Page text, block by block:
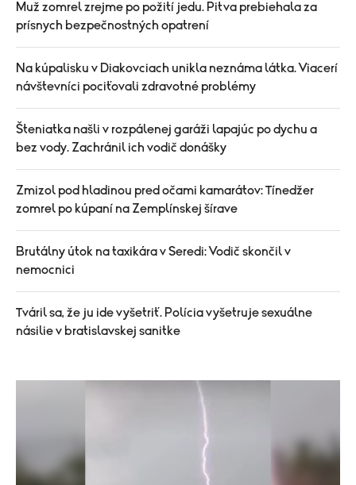
Muž zomrel zrejme po požití jedu. Pitva prebiehala za
prísnych bezpečnostných opatrení
Na kúpalisku v Diakovciach unikla neznáma látka. Viacerí
návštevníci pociťovali zdravotné problémy
Šteniatka našli v rozpálenej garáži lapajúc po dychu a
bez vody. Zachránil ich vodič donášky
Zmizol pod hladinou pred očami kamarátov: Tínedžer
zomrel po kúpaní na Zemplínskej šírave
Brutálny útok na taxikára v Seredi: Vodič skončil v
nemocnici
Tváril sa, že ju ide vyšetriť. Polícia vyšetruje sexuálne
násilie v bratislavskej sanitke